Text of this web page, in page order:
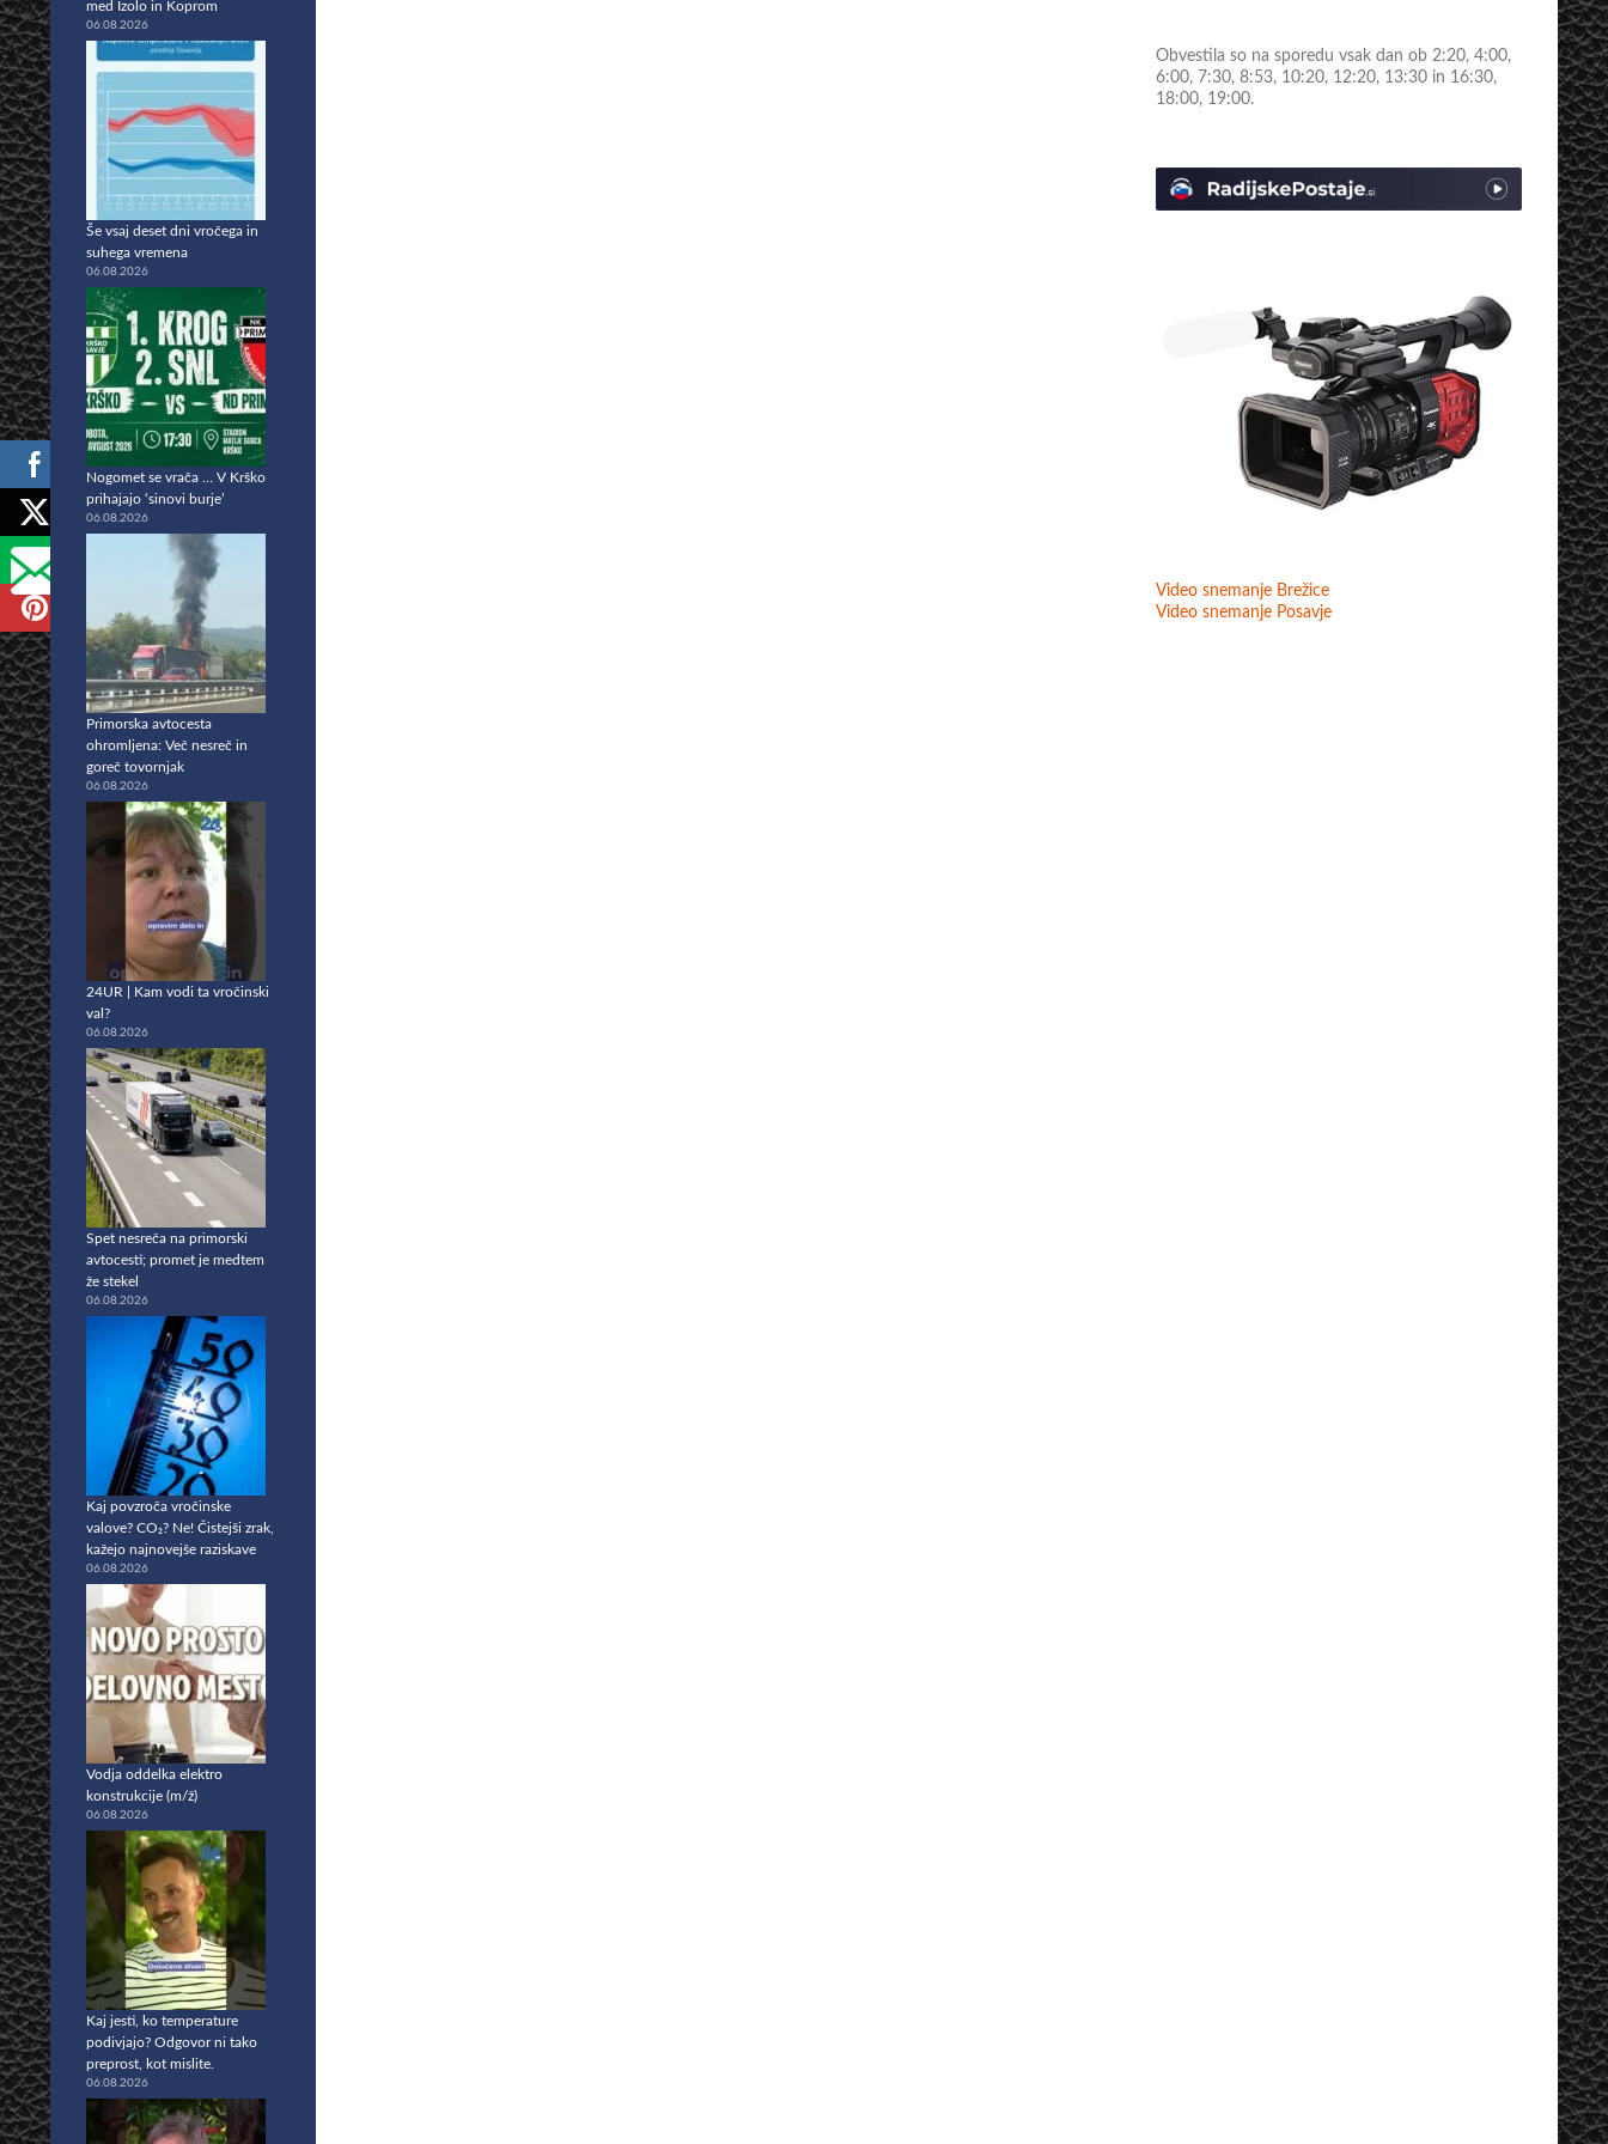
Obvestila so na sporedu vsak dan ob 2:20, 4:00,
6:00, 7:30, 8:53, 10:20, 12:20, 13:30 in 16:30,
18:00, 19:00.
Video snemanje Brežice
Video snemanje Posavje
med Izolo in Koprom
06.08.2026
Še vsaj deset dni vročega in
suhega vremena
06.08.2026
Nogomet se vrača … V Krško
prihajajo ‘sinovi burje’
06.08.2026
Primorska avtocesta
ohromljena: Več nesreč in
goreč tovornjak
06.08.2026
24UR | Kam vodi ta vročinski
val?
06.08.2026
Spet nesreča na primorski
avtocesti; promet je medtem
že stekel
06.08.2026
Kaj povzroča vročinske
valove? CO₂? Ne! Čistejši zrak,
kažejo najnovejše raziskave
06.08.2026
Vodja oddelka elektro
konstrukcije (m/ž)
06.08.2026
Kaj jesti, ko temperature
podivjajo? Odgovor ni tako
preprost, kot mislite.
06.08.2026